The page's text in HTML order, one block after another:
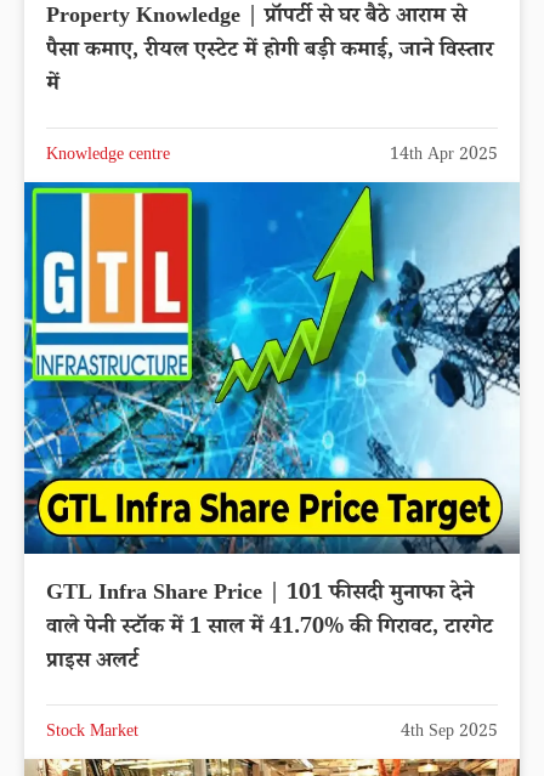
Property Knowledge | प्रॉपर्टी से घर बैठे आराम से
पैसा कमाए, रीयल एस्टेट में होगी बड़ी कमाई, जाने विस्तार
में
Knowledge centre 14th Apr 2025
GTL Infra Share Price | 101 फीसदी मुनाफा देने
वाले पेनी स्टॉक में 1 साल में 41.70% की गिरावट, टारगेट
प्राइस अलर्ट
Stock Market 4th Sep 2025